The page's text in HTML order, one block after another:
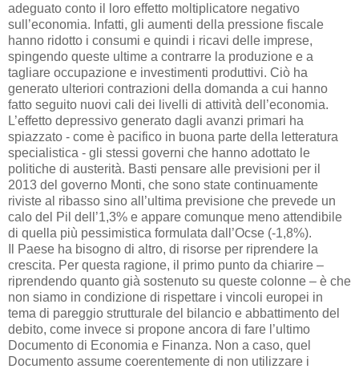
adeguato conto il loro effetto moltiplicatore negativo
sull’economia. Infatti, gli aumenti della pressione fiscale
hanno ridotto i consumi e quindi i ricavi delle imprese,
spingendo queste ultime a contrarre la produzione e a
tagliare occupazione e investimenti produttivi. Ciò ha
generato ulteriori contrazioni della domanda a cui hanno
fatto seguito nuovi cali dei livelli di attività dell’economia.
L’effetto depressivo generato dagli avanzi primari ha
spiazzato - come è pacifico in buona parte della letteratura
specialistica - gli stessi governi che hanno adottato le
politiche di austerità. Basti pensare alle previsioni per il
2013 del governo Monti, che sono state continuamente
riviste al ribasso sino all’ultima previsione che prevede un
calo del Pil dell’1,3% e appare comunque meno attendibile
di quella più pessimistica formulata dall’Ocse (-1,8%).
Il Paese ha bisogno di altro, di risorse per riprendere la
crescita. Per questa ragione, il primo punto da chiarire –
riprendendo quanto già sostenuto su queste colonne – è che
non siamo in condizione di rispettare i vincoli europei in
tema di pareggio strutturale del bilancio e abbattimento del
debito, come invece si propone ancora di fare l’ultimo
Documento di Economia e Finanza. Non a caso, quel
Documento assume coerentemente di non utilizzare i